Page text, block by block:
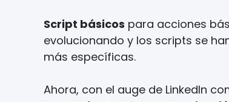
Script básicos para acciones
evolucionando y los scripts se
más específicas.
Ahora, con el auge de LinkedIn